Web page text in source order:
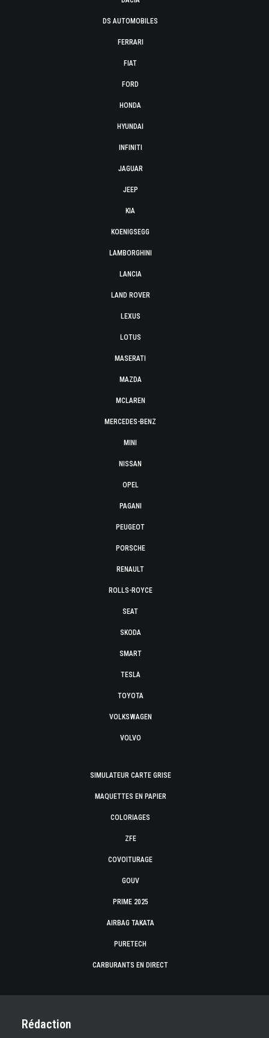
DS AUTOMOBILES
FERRARI
FIAT
FORD
HONDA
HYUNDAI
INFINITI
JAGUAR
JEEP
KIA
KOENIGSEGG
LAMBORGHINI
LANCIA
LAND ROVER
LEXUS
LOTUS
MASERATI
MAZDA
MCLAREN
MERCEDES-BENZ
MINI
NISSAN
OPEL
PAGANI
PEUGEOT
PORSCHE
RENAULT
ROLLS-ROYCE
SEAT
SKODA
SMART
TESLA
TOYOTA
VOLKSWAGEN
VOLVO
SIMULATEUR CARTE GRISE
MAQUETTES EN PAPIER
COLORIAGES
ZFE
COVOITURAGE
GOUV
PRIME 2025
AIRBAG TAKATA
PURETECH
CARBURANTS EN DIRECT
Rédaction